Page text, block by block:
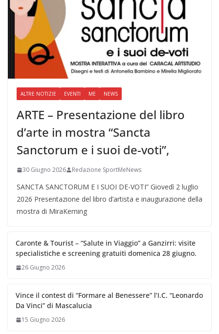
ALTRE NOTIZIE EVENTI ME NEWS
ARTE – Presentazione del libro
d’arte in mostra “Sancta
Sanctorum e i suoi de-voti”,
30 Giugno 2026 Redazione SportMeNews
SANCTA SANCTORUM E I SUOI DE-VOTI” Giovedì 2 luglio
2026 Presentazione del libro d’artista e inaugurazione della
mostra di MiraKerning
Caronte & Tourist – “Salute in Viaggio” a Ganzirri: visite
specialistiche e screening gratuiti domenica 28 giugno.
26 Giugno 2026
Vince il contest di “Formare al Benessere” l’I.C. “Leonardo
Da Vinci” di Mascalucia
15 Giugno 2026